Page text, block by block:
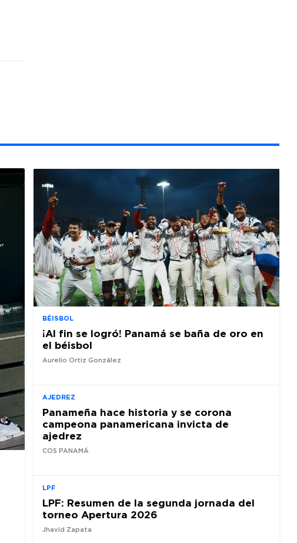
BÉISBOL
¡Al fin se logró! Panamá se baña de oro en
el béisbol
Aurelio Ortiz González
AJEDREZ
Panameña hace historia y se corona
campeona panamericana invicta de
ajedrez
COS PANAMÁ
LPF
LPF: Resumen de la segunda jornada del
torneo Apertura 2026
Jhavid Zapata